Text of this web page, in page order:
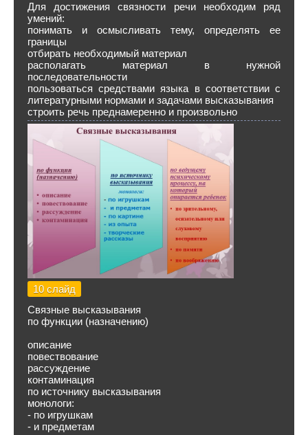
Для достижения связности речи необходим ряд
умений:
понимать и осмысливать тему, определять ее
границы
отбирать необходимый материал
располагать материал в нужной
последовательности
пользоваться средствами языка в соответствии с
литературными нормами и задачами высказывания
строить речь преднамеренно и произвольно
10 слайд
Связные высказывания
по функции (назначению)
описание
повествование
рассуждение
контаминация
по источнику высказывания
монологи:
- по игрушкам
- и предметам